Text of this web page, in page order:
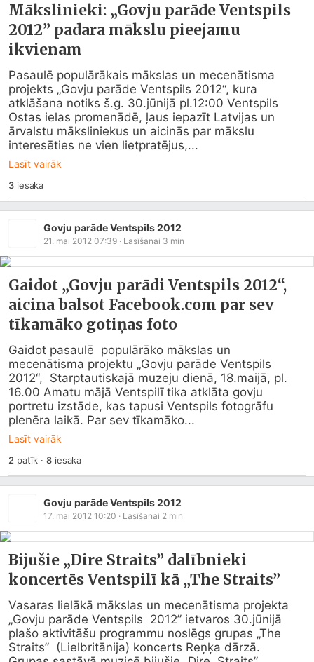
Mākslinieki: „Govju parāde Ventspils
2012” padara mākslu pieejamu
ikvienam
Pasaulē populārākais mākslas un mecenātisma
projekts „Govju parāde Ventspils 2012“, kura
atklāšana notiks š.g. 30.jūnijā pl.12:00 Ventspils
Ostas ielas promenādē, ļaus iepazīt Latvijas un
ārvalstu māksliniekus un aicinās par mākslu
interesēties ne vien lietpratējus,...
Lasīt vairāk
3iesaka
Govju parāde Ventspils 2012
21. mai 2012 07:39 · Lasīšanai 3 min
Gaidot „Govju parādi Ventspils 2012“,
aicina balsot Facebook.com par sev
tīkamāko gotiņas foto
Gaidot pasaulē  populārāko mākslas un
mecenātisma projektu „Govju parāde Ventspils
2012“,  Starptautiskajā muzeju dienā, 18.maijā, pl.
16.00 Amatu mājā Ventspilī tika atklāta govju
portretu izstāde, kas tapusi Ventspils fotogrāfu
plenēra laikā. Par sev tīkamāko...
Lasīt vairāk
2 patīk ·8iesaka
Govju parāde Ventspils 2012
17. mai 2012 10:20 · Lasīšanai 2 min
Bijušie „Dire Straits” dalībnieki
koncertēs Ventspilī kā „The Straits”
Vasaras lielākā mākslas un mecenātisma projekta
„Govju parāde Ventspils  2012” ietvaros 30.jūnijā
plašo aktivitāšu programmu noslēgs grupas „The
Straits”  (Lielbritānija) koncerts Reņķa dārzā.